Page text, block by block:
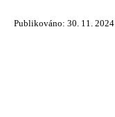
Publikováno: 30. 11. 2024